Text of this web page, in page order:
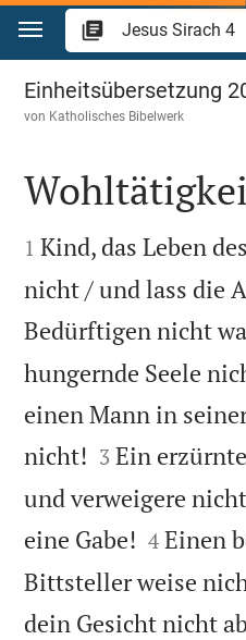
Zum Inhalt springen
Jesus Sirach 4
Einheitsübersetzung
von Katholisches Bibelwerk


1 Kind, das Leben
nicht / und lass die
Bedürftigen nicht
hungernde Seele
einen Mann in
nicht! 

3 Ein
und verweigere
eine Gabe! 

4 Einen
Bittsteller weise
dein Gesicht nicht